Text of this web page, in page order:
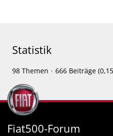
Statistik
98 Themen 666 Beiträge
Fiat500-Forum